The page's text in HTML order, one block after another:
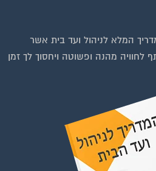
המלא לניהול ועד בית אשר
לחוויה מהנה ופשוטה ויחסוך לך זמן
בקשת הצטרפות בדף